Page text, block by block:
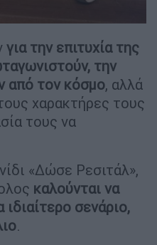
για την επιτυχία της
την
από τον κόσμο, αλλά
χαρακτήρες τους
τους να
«Δώσε Ρεσιτάλ»,
καλούνται να
σενάριο,
.